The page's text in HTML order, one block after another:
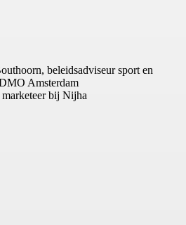
beleidsadviseur sport en
Amsterdam
bij Nijha